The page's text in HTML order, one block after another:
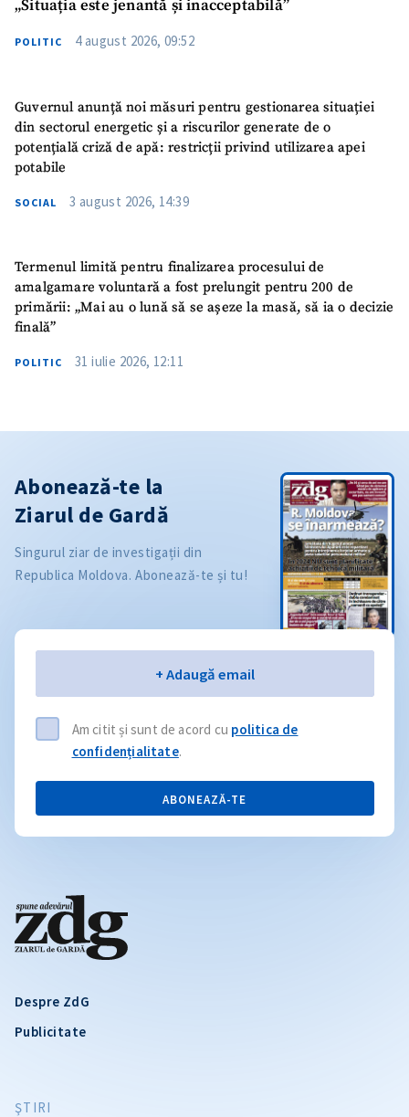
„Situația este jenantă și inacceptabilă”
POLITIC 4 august 2026, 09:52
Guvernul anunță noi măsuri pentru gestionarea situației
din sectorul energetic și a riscurilor generate de o
potențială criză de apă: restricții privind utilizarea apei
potabile
SOCIAL 3 august 2026, 14:39
Termenul limită pentru finalizarea procesului de
amalgamare voluntară a fost prelungit pentru 200 de
primării: „Mai au o lună să se așeze la masă, să ia o decizie
finală”
POLITIC 31 iulie 2026, 12:11
Despre ZdG
Publicitate
ŞTIRI
Abonează-te la
Ziarul de Gardă
Singurul ziar de investigații din
Republica Moldova. Abonează-te și tu!
+ Adaugă email
Am citit și sunt de acord cu politica de
confidențialitate.
ABONEAZĂ-TE